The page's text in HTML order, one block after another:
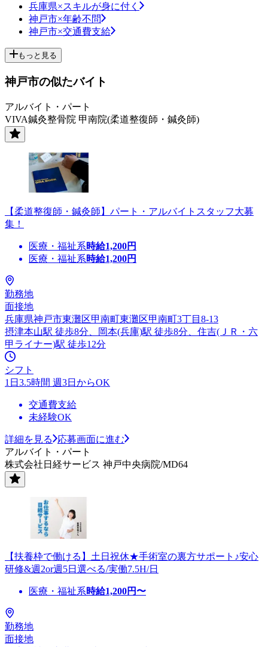
兵庫県×スキルが身に付く
神戸市×年齢不問
神戸市×交通費支給
もっと見る
神戸市の似たバイト
アルバイト・パート
VIVA鍼灸整骨院 甲南院(柔道整復師・鍼灸師)
【柔道整復師・鍼灸師】パート・アルバイトスタッフ大募
集！
医療・福祉系時給1,200円
医療・福祉系時給1,200円
勤務地
面接地
兵庫県神戸市東灘区甲南町東灘区甲南町3丁目8-13
摂津本山駅 徒歩8分、岡本(兵庫)駅 徒歩8分、住吉(ＪＲ・六
甲ライナー)駅 徒歩12分
シフト
1日3.5時間 週3日からOK
交通費支給
未経験OK
詳細を見る
応募画面に進む
アルバイト・パート
株式会社日経サービス 神戸中央病院/MD64
【扶養枠で働ける】土日祝休★手術室の裏方サポート♪安心
研修&週2or週5日選べる/実働7.5H/日
医療・福祉系時給1,200円〜
勤務地
面接地